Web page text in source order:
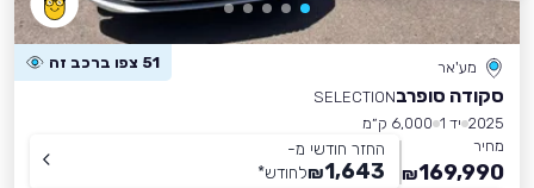
מע'אר 51 צפו ברכב זה
סקודה סופרבSELECTION
2025 יד 1
6,000 ק״מ
מחיר
169,990
₪
החזר חודשי מ-
1,643
₪לחודש*